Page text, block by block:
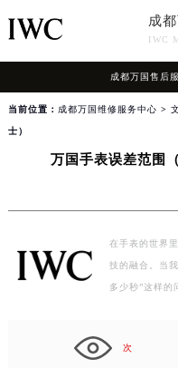
成
IWC
成都万国售后
当前位置： 成都万国维修服务中心 >
士）
万国手表误差范围
在手表的世界
技的融合。当
多少秒”这样的
次